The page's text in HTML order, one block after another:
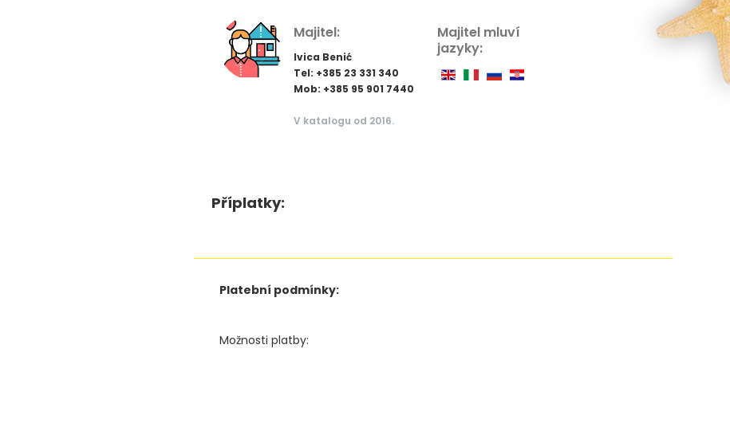
Majitel:
Ivica Benić
Tel: +385 23 331 340
Mob: +385 95 901 7440
V katalogu od 2016.
Majitel mluví
jazyky:
Příplatky:
Platební podmínky:
Možnosti platby: